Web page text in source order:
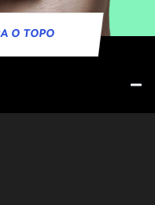
O TOPO